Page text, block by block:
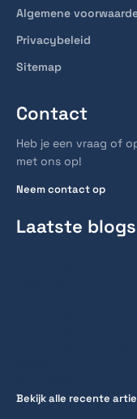
Algemene
Privacybeleid
Sitemap
Contact
Heb je een vraag of
met ons op!
Neem contact op
Laatste blogs
Bekijk alle recente